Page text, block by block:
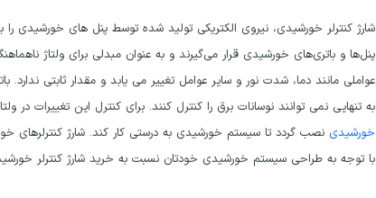
شارژ کنترلر خورشیدی، نیروی الکتریکی تولید شده توسط پنل های خورشیدی را
عواملی مانند دما، شدت نور و سایر عوامل تغییر می یابد و مقدار ثابتی
به تنهایی نمی توانند نوسانات برق را کنترل کنند. برای کنترل این تغییرات در
خورشیدی نصب گردد تا سیستم خورشیدی به درستی کار کند. شارژ کنترلرهای
با توجه به طراحی سیستم خورشیدی خودتان نسبت به خرید شارژ کنترلر